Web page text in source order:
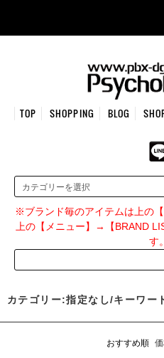
TOP SHOPPING BLOG
※ブランド毎のアイテムは上の
上の【メニュー】→【BRAND
す。
カテゴリー:指定なし/キーワ
おすすめ順